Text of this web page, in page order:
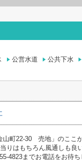
公営水道 公共下水
山町22-30 売地」のここ
りはもちろん風通しも良
4823までお電話をお待ち